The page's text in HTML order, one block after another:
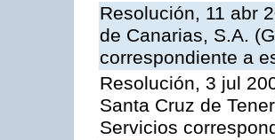
Resolución, 11 abr
de Canarias, S.A.
correspondiente a
Resolución, 3 jul
Santa Cruz de
Servicios